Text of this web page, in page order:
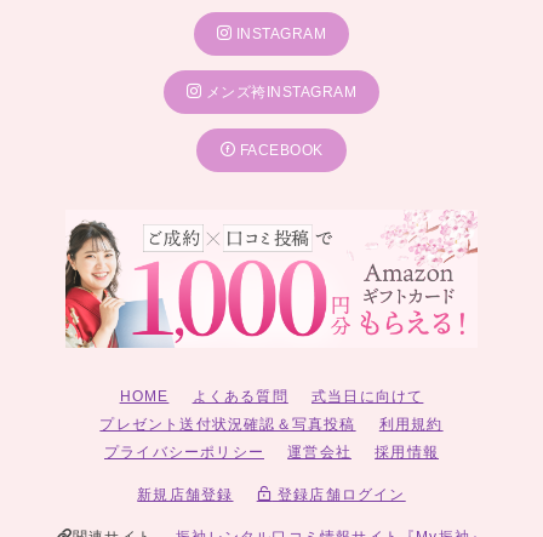
INSTAGRAM
メンズ袴INSTAGRAM
FACEBOOK
HOME よくある質問
式当日に向けて
プレゼント送付状況確認＆写真投稿
利用規約
プライバシーポリシー
運営会社 採用情報
新規店舗登録 登録店舗ログイン